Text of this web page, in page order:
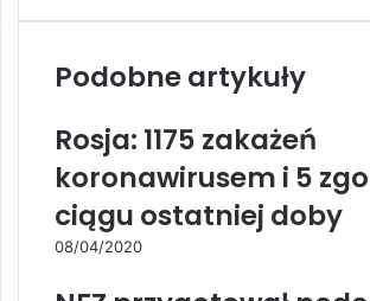
Podobne artykuły
Rosja: 1175 zakażeń
koronawirusem i 5
ciągu ostatniej doby
08/04/2020